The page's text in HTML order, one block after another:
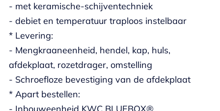
- met keramische-schijventechniek
- debiet en temperatuur traploos instelbaar
* Levering:
- Mengkraaneenheid, hendel, kap, huls,
afdekplaat, rozetdrager, omstelling
- Schroefloze bevestiging van de afdekplaat
* Apart bestellen: